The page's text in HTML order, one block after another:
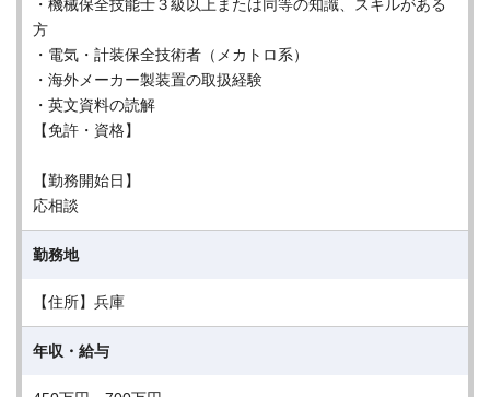
・機械保全技能⼠３級以上または同等の知識、スキルがある
⽅
・電気・計装保全技術者（メカトロ系）
・海外メーカー製装置の取扱経験
・英⽂資料の読解
【免許・資格】
【勤務開始日】
応相談
勤務地
【住所】兵庫
年収・給与